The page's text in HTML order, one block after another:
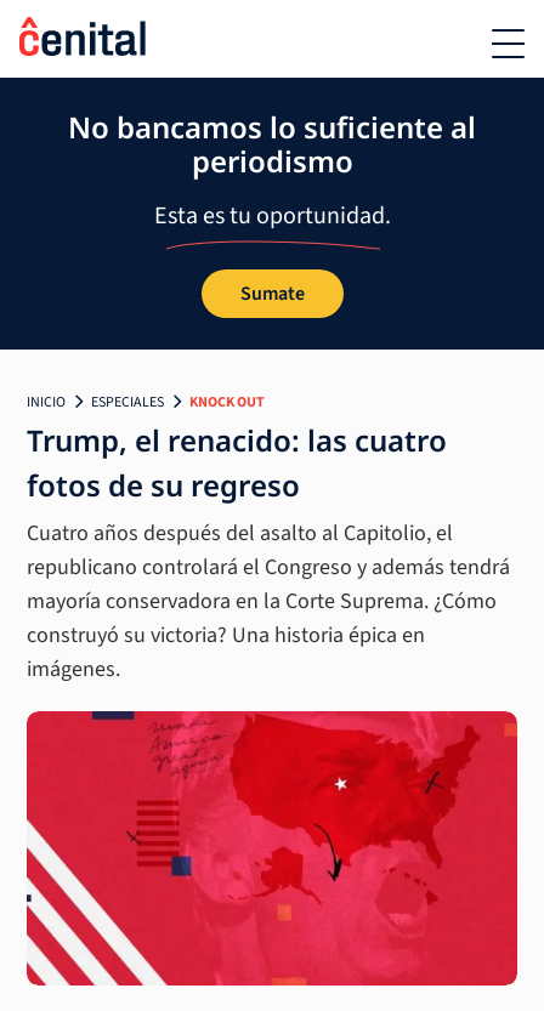
No bancamos lo suficiente al
periodismo
Esta es tu oportunidad.
Sumate
INICIO ESPECIALES KNOCK OUT
Trump, el renacido: las cuatro
fotos de su regreso
Cuatro años después del asalto al Capitolio, el
republicano controlará el Congreso y además tendrá
mayoría conservadora en la Corte Suprema. ¿Cómo
construyó su victoria? Una historia épica en
imágenes.